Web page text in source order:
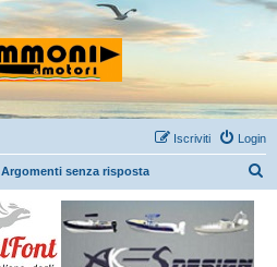
Login
Iscriviti
Argomenti senza risposta